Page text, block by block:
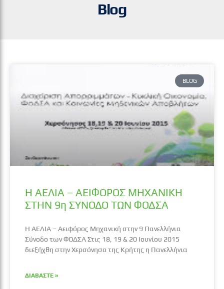
Blog
BLOG
Η ΑΕΛΙΑ – ΑΕΙΦΟΡΟΣ ΜΗΧΑΝΙΚΗ
ΣΤΗΝ 9η ΣΥΝΟΔΟ ΤΩΝ ΦΟΔΣΑ
Η ΑΕΛΙΑ – Αειφόρος Μηχανική στην 9 Πανελλήνια
Σύνοδο των ΦΟΔΣΑ Στις 18, 19 & 20 Ιουνίου 2015
διεξήχθη στην Χερσόνησο της Κρήτης η Πανελλήνια
ΔΙΑΒΑΣΤΕ »